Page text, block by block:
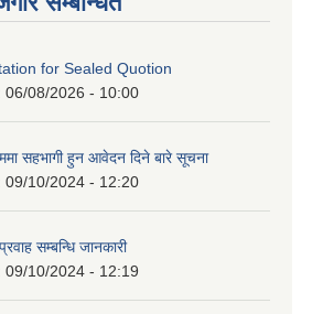
for Sealed Quotion
06/08/2026 - 10:00
सहभागी हुन आवेदन दिने बारे सूचना
09/10/2024 - 12:20
सम्बन्धि जानकारी
09/10/2024 - 12:19